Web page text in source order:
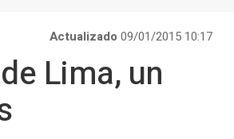
Actualizado 09/01/2015 10:17
Lima, un